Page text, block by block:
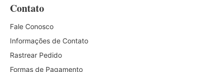
Contato
Fale Conosco
Informações de Contato
Rastrear Pedido
Formas de Pagamento